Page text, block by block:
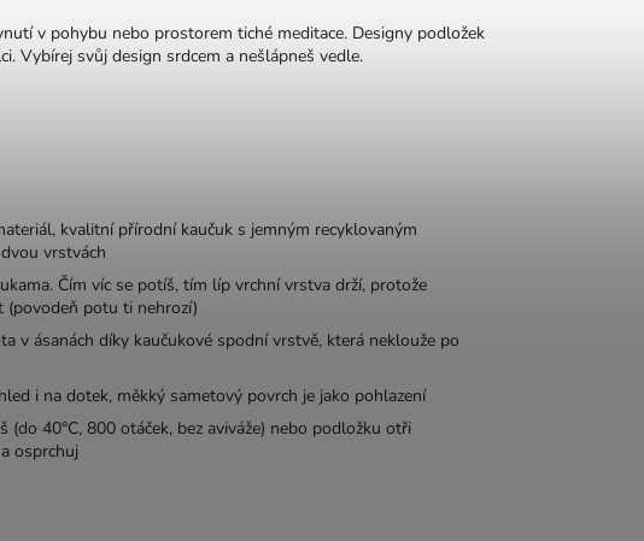
v pohybu nebo prostorem tiché meditace. Designy podložek
Vybírej svůj design srdcem a nešlápneš vedle.
kvalitní přírodní kaučuk s jemným recyklovaným
vrstvách
Čím víc se potíš, tím líp vrchní vrstva drží, protože
(povodeň potu ti nehrozí)
v ásanách díky kaučukové spodní vrstvě, která neklouže po
i na dotek, měkký sametový povrch je jako pohlazení
(do 40°C, 800 otáček, bez aviváže) nebo podložku otři
osprchuj